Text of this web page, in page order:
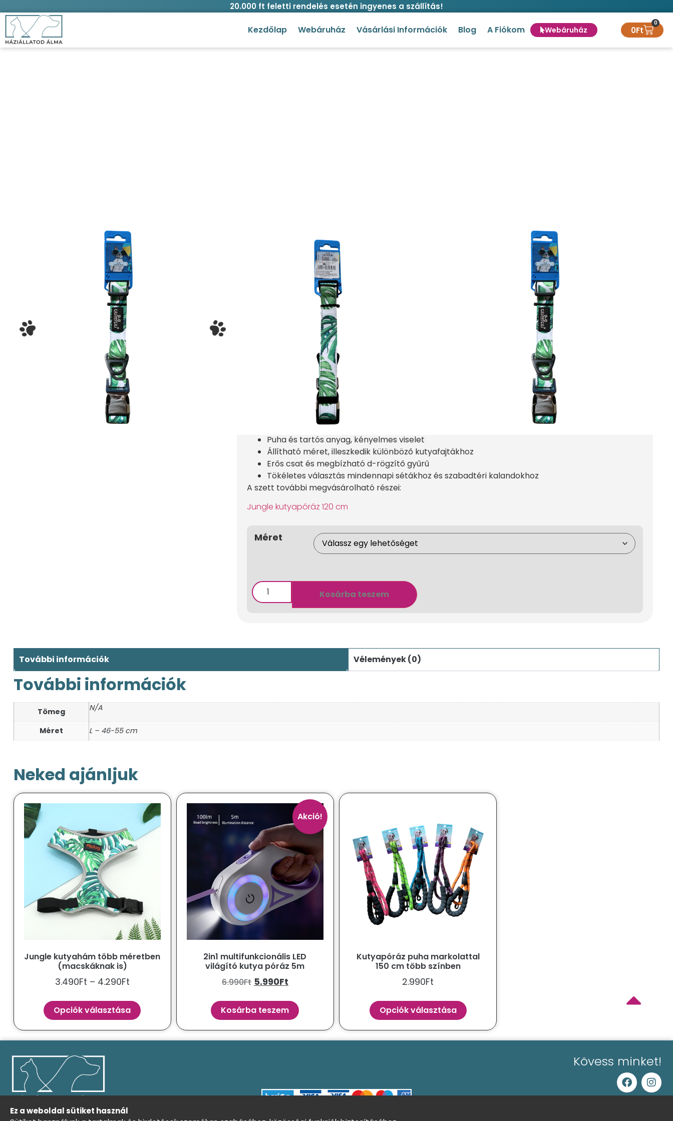
20.000 ft feletti rendelés esetén ingyenes a szállítás!
Kezdőlap Webáruház Vásárlási Információk Blog A Fiókom Webáruház 0Ft
0
Jungle kutyanyakörv több méretben
2.790
Ez a zöld pálma mintás kutyanyakörv egy stílusos kiegészítő, amely természetes eleganciát ad
kutyája megjelenéséhez! A nyakörv vidám, növényi mintázata tökéletesen illeszkedik a tavaszi és
nyári hangulathoz, miközben kutyája minden lépését stílusossá varázsolja.
Puha, mégis erős, így kényelmes viseletet biztosít a kutyája számára. A zöld növényekkel díszített
design egy igazi természetkedvelő hangulatot áraszt, amely bármely séta során kiemeli kutyája
A nyakörv állítható méretű, így könnyedén illeszkedik minden kutyafajtához. A megbízható fém csat
és gyűrű gondoskodik a póráz biztonságos rögzítéséről, így a közös séták és kalandok minden
pillanata nyugodt és élvezetes lesz.
Elegáns zöld növény mintás design
Puha és tartós anyag, kényelmes viselet
Állítható méret, illeszkedik különböző kutyafajtákhoz
Erős csat és megbízható d-rögzítő gyűrű
Tökéletes választás mindennapi sétákhoz és szabadtéri kalandokhoz
A szett további megvásárolható részei:
Jungle kutyapóráz 120 cm
Méret
Kosárba teszem
További információk Vélemények (0)
További információk
Tömeg N/A
Méret L – 46-55 cm
Neked ajánljuk
Jungle kutyahám több méretben
(macskáknak is)
3.490Ft – 4.290Ft
Opciók választása
Akció!
2in1 multifunkcionális LED
világító kutya póráz 5m
6.990Ft 5.990Ft
Kosárba teszem
Kutyapóráz puha markolattal
150 cm több színben
2.990Ft
Opciók választása
Kövess minket!
Ez a weboldal sütiket használ